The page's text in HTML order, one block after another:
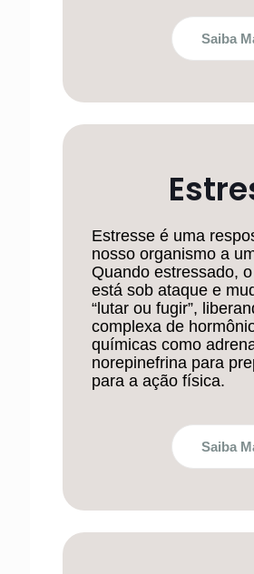
Saiba
Estresse é uma
nosso organismo a
Quando estressado,
está sob ataque e
“lutar ou fugir”,
complexa de
químicas como
norepinefrina para
para a ação física.
Saiba